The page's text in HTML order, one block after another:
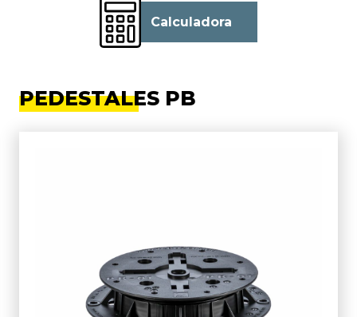
Calculadora
PEDESTALES PB